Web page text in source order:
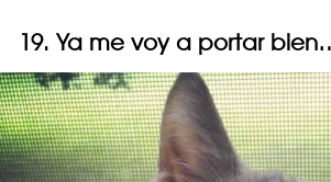
19. Ya me voy a portar